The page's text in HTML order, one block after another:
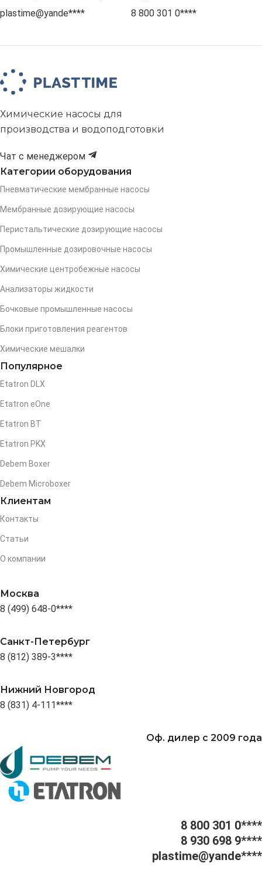
plastime@yande**** 8 800 301 0****
Химические насосы для
производства и водоподготовки
Чат с менеджером
Категории оборудования
Пневматические мембранные насосы
Мембранные дозирующие насосы
Перистальтические дозирующие насосы
Промышленные дозировочные насосы
Химические центробежные насосы
Анализаторы жидкости
Бочковые промышленные насосы
Блоки приготовления реагентов
Химические мешалки
Популярное
Etatron DLX
Etatron eOne
Etatron BT
Etatron PKX
Debem Boxer
Debem Microboxer
Клиентам
Контакты
Статьи
О компании
Москва
8 (499) 648-0****
Санкт-Петербург
8 (812) 389-3****
Нижний Новгород
8 (831) 4-111****
Оф. дилер с 2009 года
8 800 301 0****
8 930 698 9****
plastime@yande****